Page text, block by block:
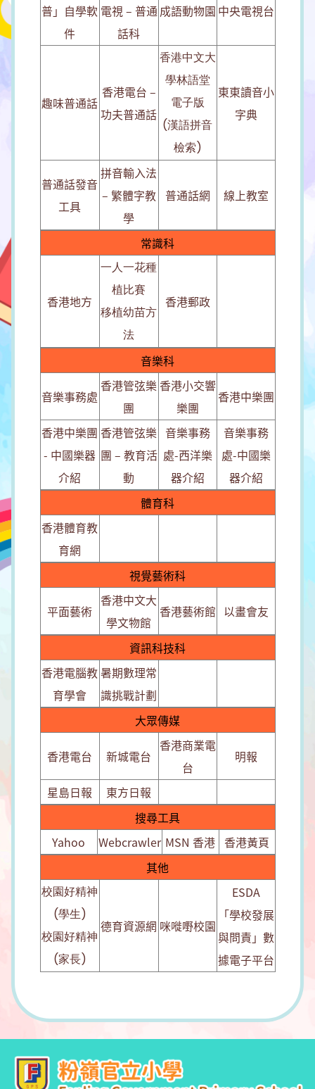
普」自學軟
件
電視 – 普通
話科
成語動物園 中央電視台
趣味普通話
香港電台 –
功夫普通話
香港中文大
學林語堂
電子版
(漢語拼音
檢索)
東東讀音小
字典
普通話發音
工具
拼音輸入法
– 繁體字教
學
普通話網 線上教室
常識科
香港地方
一人一花種
植比賽
移植幼苗方
法
香港郵政
音樂科
音樂事務處
香港管弦樂
團
香港小交響
樂團
香港中樂團
香港中樂團
- 中國樂器
介紹
香港管弦樂
團 – 教育活
動
音樂事務
處-西洋樂
器介紹
音樂事務
處-中國樂
器介紹
體育科
香港體育教
育網
視覺藝術科
平面藝術
香港中文大
學文物館
香港藝術館 以畫會友
資訊科技科
香港電腦教
育學會
暑期數理常
識挑戰計劃
大眾傳媒
香港電台 新城電台
香港商業電
台
明報
星島日報
東方日報
搜尋工具
Yahoo
Webcrawler MSN 香港 香港黃頁
其他
校園好精神
(學生)
校園好精神
(家長)
德育資源網 咪嘥嘢校園
ESDA
「學校發展
與問責」數
據電子平台